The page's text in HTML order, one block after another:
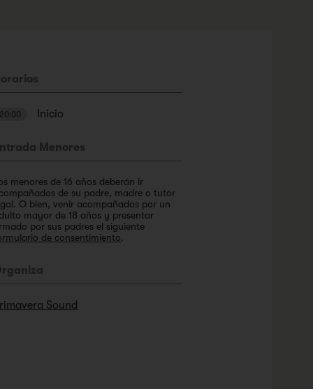
20:00 Inicio
Menores
menores de 16 años deberán ir
de su padre, madre o tutor
O bien, venir acompañados por un
mayor de 18 años y presentar
por sus padres el siguiente
de consentimiento.
Sound